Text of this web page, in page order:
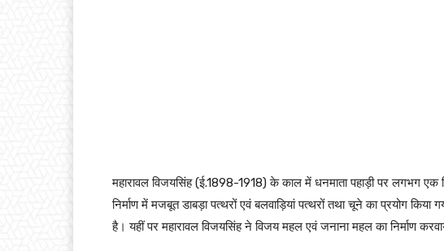
महारावल विजयसिंह (ई.1898-1918) के काल में धनमाता पहाड़ी पर लगभग एक
निर्माण में मजबूत डाबड़ा पत्थरों एवं बलवाड़ियां पत्थरों तथा चूने का प्रयोग
है। यहीं पर महारावल विजयसिंह ने विजय महल एवं जनाना महल का निर्माण